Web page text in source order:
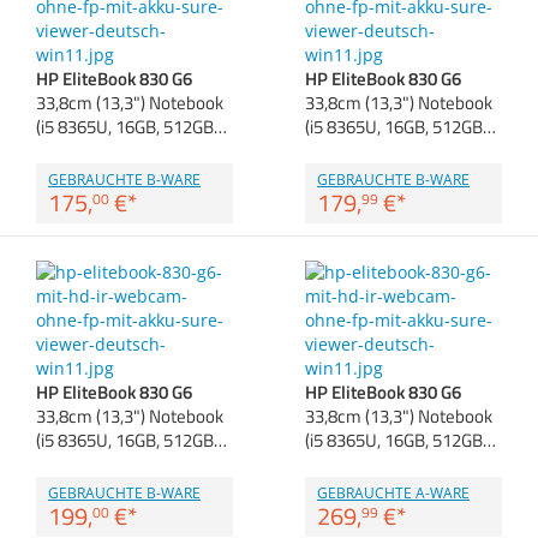
Zubehör
Anmelden | Registrieren
Merkzettel
HP EliteBook 830 G6
33,8cm (13,3") Notebook
(i5 8365U, 16GB, 512GB…
GEBRAUCHTE B-WARE
175,00 €*
HP EliteBook 830 G6
33,8cm (13,3") Notebook
(i5 8365U, 16GB, 512GB…
GEBRAUCHTE B-WARE
179,99 €*
HP EliteBook 830 G6
33,8cm (13,3") Notebook
(i5 8365U, 16GB, 512GB…
GEBRAUCHTE B-WARE
199,00 €*
HP EliteBook 830 G6
33,8cm (13,3") Notebook
(i5 8365U, 16GB, 512GB…
GEBRAUCHTE A-WARE
269,99 €*